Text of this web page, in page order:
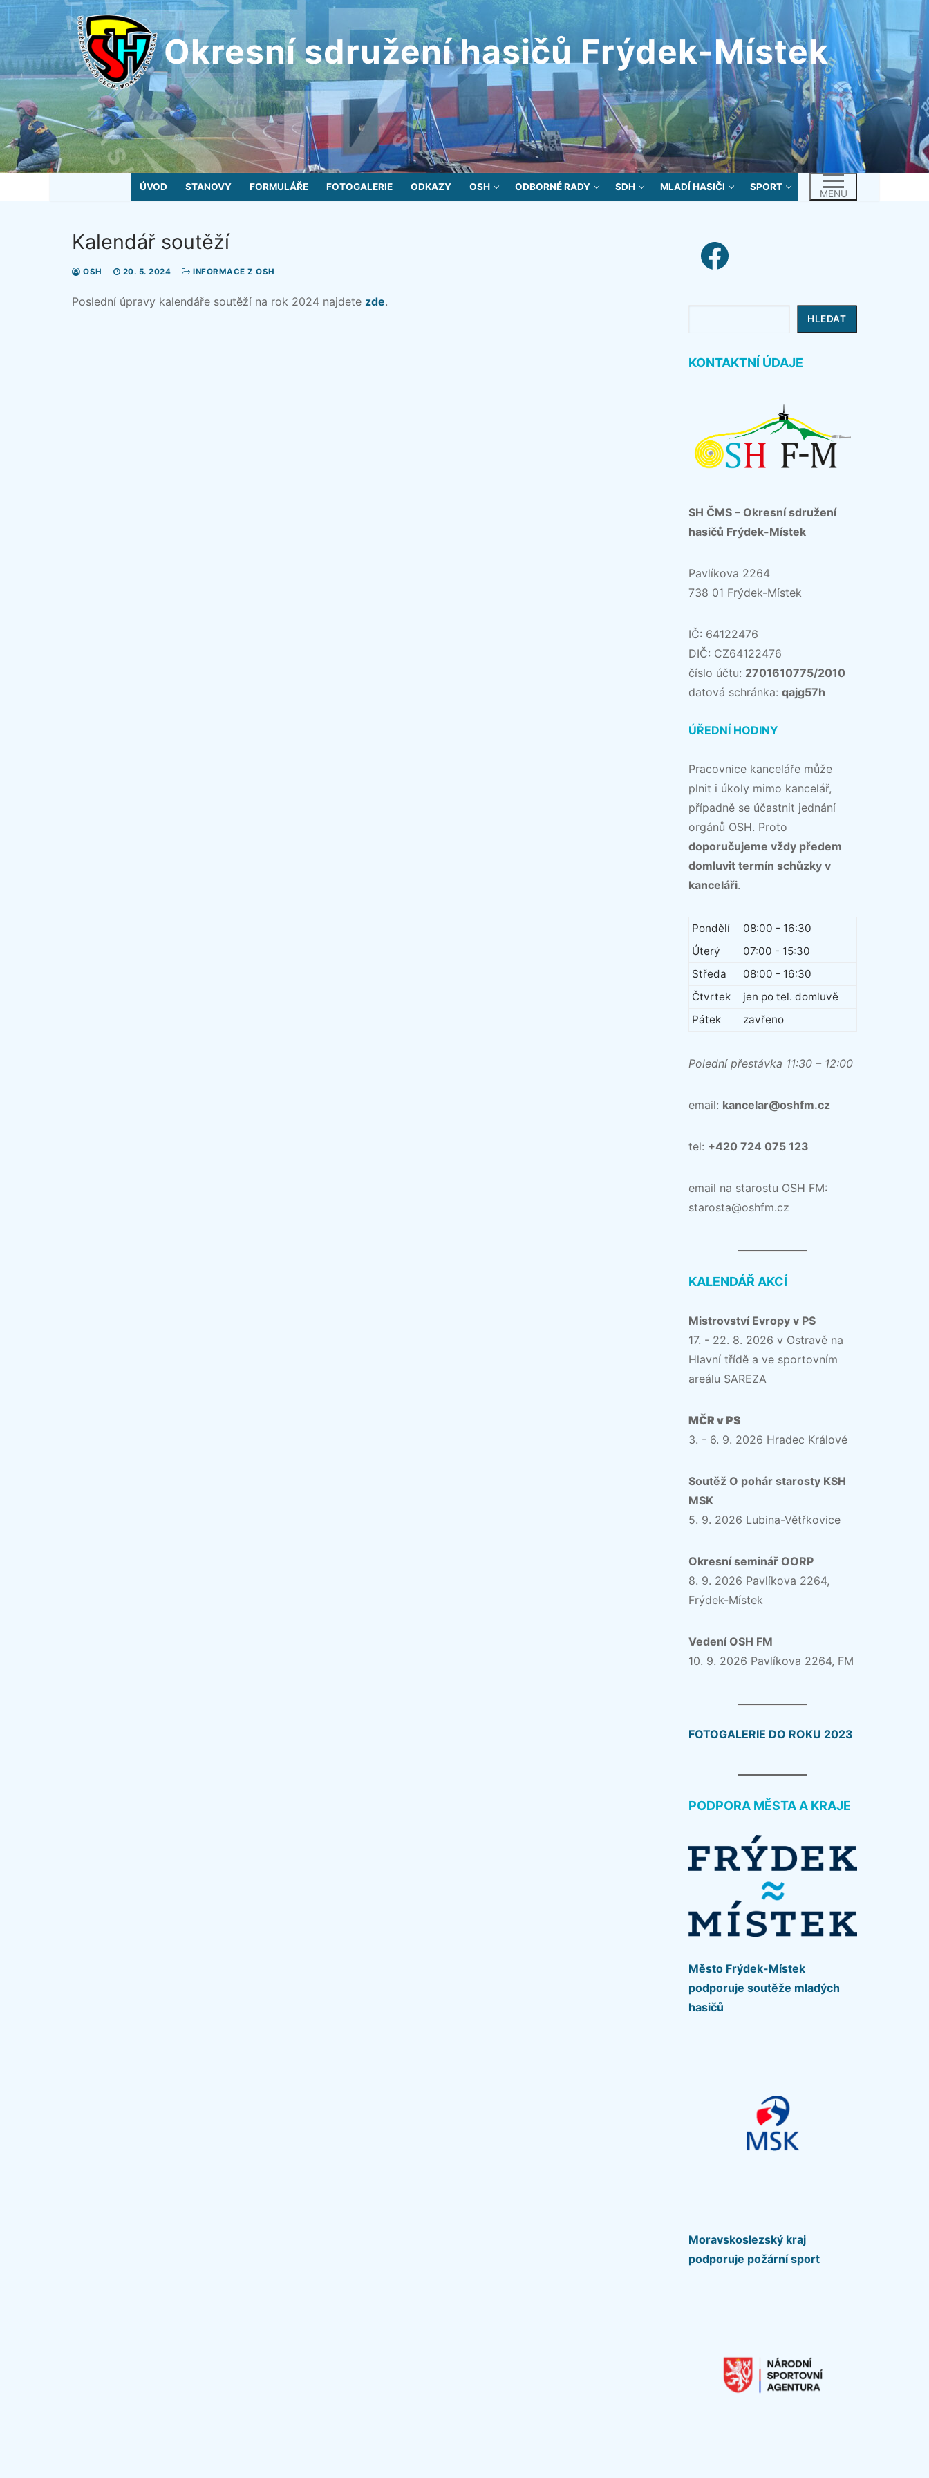
Přeskočit
na
obsah
Okresní sdružení hasičů Frýdek-Místek
ÚVOD STANOVY FORMULÁŘE FOTOGALERIE ODKAZY OSH ODBORNÉ RADY SDH MLADÍ HASIČI SPORT
MENU
Kalendář soutěží
OSH 20. 5. 2024 INFORMACE Z OSH
Poslední úpravy kalendáře soutěží na rok 2024 najdete zde.
facebook link
HLEDAT
KONTAKTNÍ ÚDAJE
SH ČMS – Okresní sdružení
hasičů Frýdek-Místek
Pavlíkova 2264
738 01 Frýdek-Místek
IČ: 64122476
DIČ: CZ64122476
číslo účtu: 2701610775/2010
datová schránka: qajg57h
ÚŘEDNÍ HODINY
Pracovnice kanceláře může
plnit i úkoly mimo kancelář,
případně se účastnit jednání
orgánů OSH. Proto
doporučujeme vždy předem
domluvit termín schůzky v
kanceláři.
Pondělí
08:00 - 16:30
Úterý
07:00 - 15:30
Středa
08:00 - 16:30
Čtvrtek
jen po tel. domluvě
Pátek
zavřeno
Polední přestávka 11:30 – 12:00
email: kancelar@oshfm.cz
tel: +420 724 075 123
email na starostu OSH FM:
starosta@oshfm.cz
KALENDÁŘ AKCÍ
Mistrovství Evropy v PS
17. - 22. 8. 2026 v Ostravě na
Hlavní třídě a ve sportovním
areálu SAREZA
MČR v PS
3. - 6. 9. 2026 Hradec Králové
Soutěž O pohár starosty KSH
MSK
5. 9. 2026 Lubina-Větřkovice
Okresní seminář OORP
8. 9. 2026 Pavlíkova 2264,
Frýdek-Místek
Vedení OSH FM
10. 9. 2026 Pavlíkova 2264, FM
FOTOGALERIE DO ROKU 2023
PODPORA MĚSTA A KRAJE
Město Frýdek-Místek
podporuje soutěže mladých
hasičů
Moravskoslezský kraj
podporuje požární sport